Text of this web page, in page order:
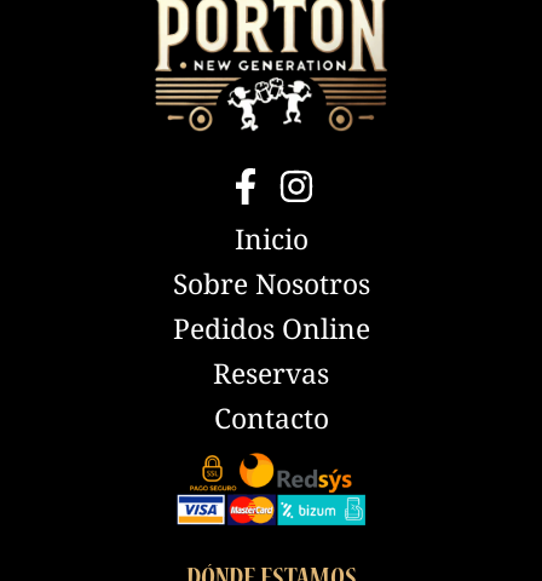
Inicio
Sobre Nosotros
Pedidos Online
Reservas
Contacto